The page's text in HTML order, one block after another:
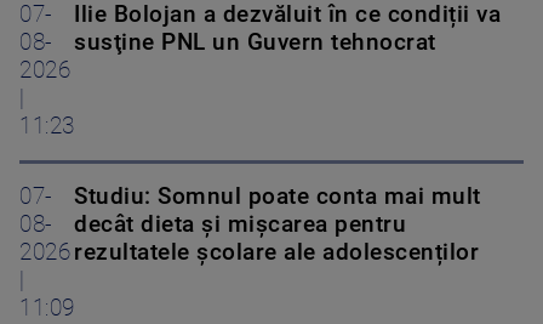
07-
08-
2026
11:23
Ilie Bolojan a dezvăluit în ce condiții va
susţine PNL un Guvern tehnocrat
07-
08-
2026
11:09
Studiu: Somnul poate conta mai mult
decât dieta și mișcarea pentru
rezultatele școlare ale adolescenților